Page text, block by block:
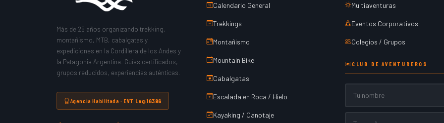
Más de 25 años organizando trekking,
montañismo, MTB, cabalgatas y
expediciones en la Cordillera de los Andes y
la Patagonia Argentina. Guías certificados,
grupos reducidos, experiencias auténticas.
Agencia Habilitada · EVT Leg:16396
Calendario General
Trekkings
Montañismo
Mountain Bike
Cabalgatas
Escalada en Roca / Hielo
Kayaking / Canotaje
Multiaventuras
Eventos Corporativos
Colegios / Grupos
CLUB DE AVENTUREROS